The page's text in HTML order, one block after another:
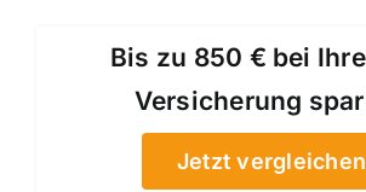
Bis zu 850 € bei
Versicherung
Jetzt vergleichen